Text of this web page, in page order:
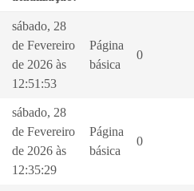
sábado, 28
de Fevereiro
de 2026 às
12:51:53
Página
básica
0
sábado, 28
de Fevereiro
de 2026 às
12:35:29
Página
básica
0